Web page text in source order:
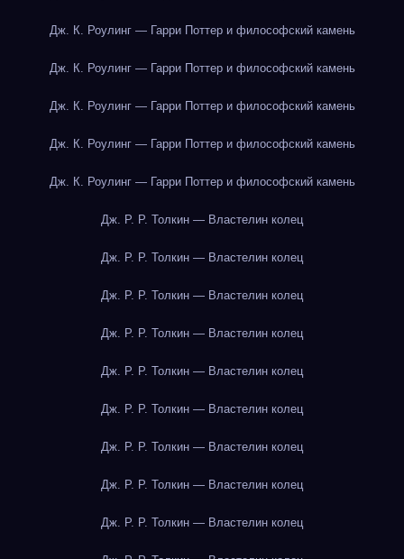
Дж. К. Роулинг — Гарри Поттер и философский камень
Дж. К. Роулинг — Гарри Поттер и философский камень
Дж. К. Роулинг — Гарри Поттер и философский камень
Дж. К. Роулинг — Гарри Поттер и философский камень
Дж. К. Роулинг — Гарри Поттер и философский камень
Дж. Р. Р. Толкин — Властелин колец
Дж. Р. Р. Толкин — Властелин колец
Дж. Р. Р. Толкин — Властелин колец
Дж. Р. Р. Толкин — Властелин колец
Дж. Р. Р. Толкин — Властелин колец
Дж. Р. Р. Толкин — Властелин колец
Дж. Р. Р. Толкин — Властелин колец
Дж. Р. Р. Толкин — Властелин колец
Дж. Р. Р. Толкин — Властелин колец